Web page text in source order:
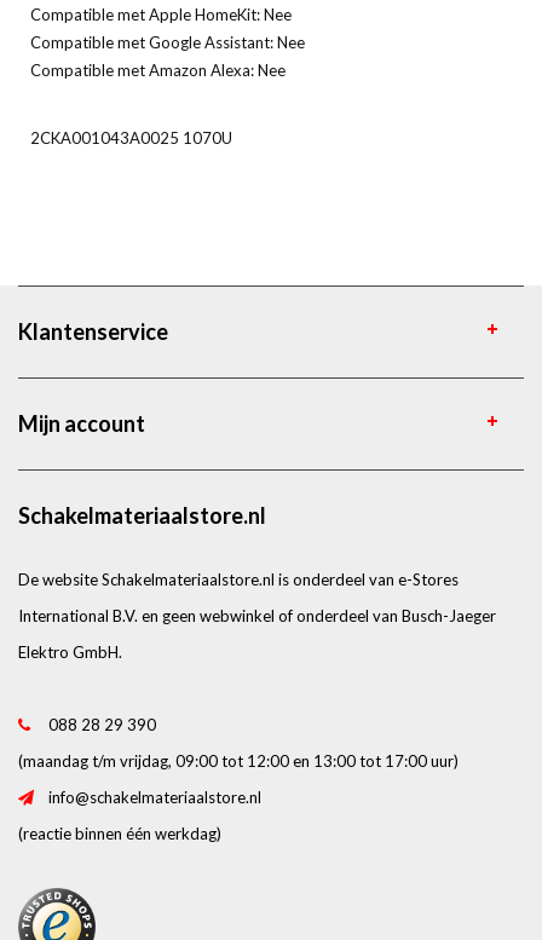
Compatible met Apple HomeKit: Nee
Compatible met Google Assistant: Nee
Compatible met Amazon Alexa: Nee
2CKA001043A0025 1070U
Klantenservice
Mijn account
Schakelmateriaalstore.nl
De website Schakelmateriaalstore.nl is onderdeel van e-Stores
International B.V. en geen webwinkel of onderdeel van Busch-Jaeger
Elektro GmbH.
088 28 29 390
(maandag t/m vrijdag, 09:00 tot 12:00 en 13:00 tot 17:00 uur)
info@schakelmateriaalstore.nl
(reactie binnen één werkdag)